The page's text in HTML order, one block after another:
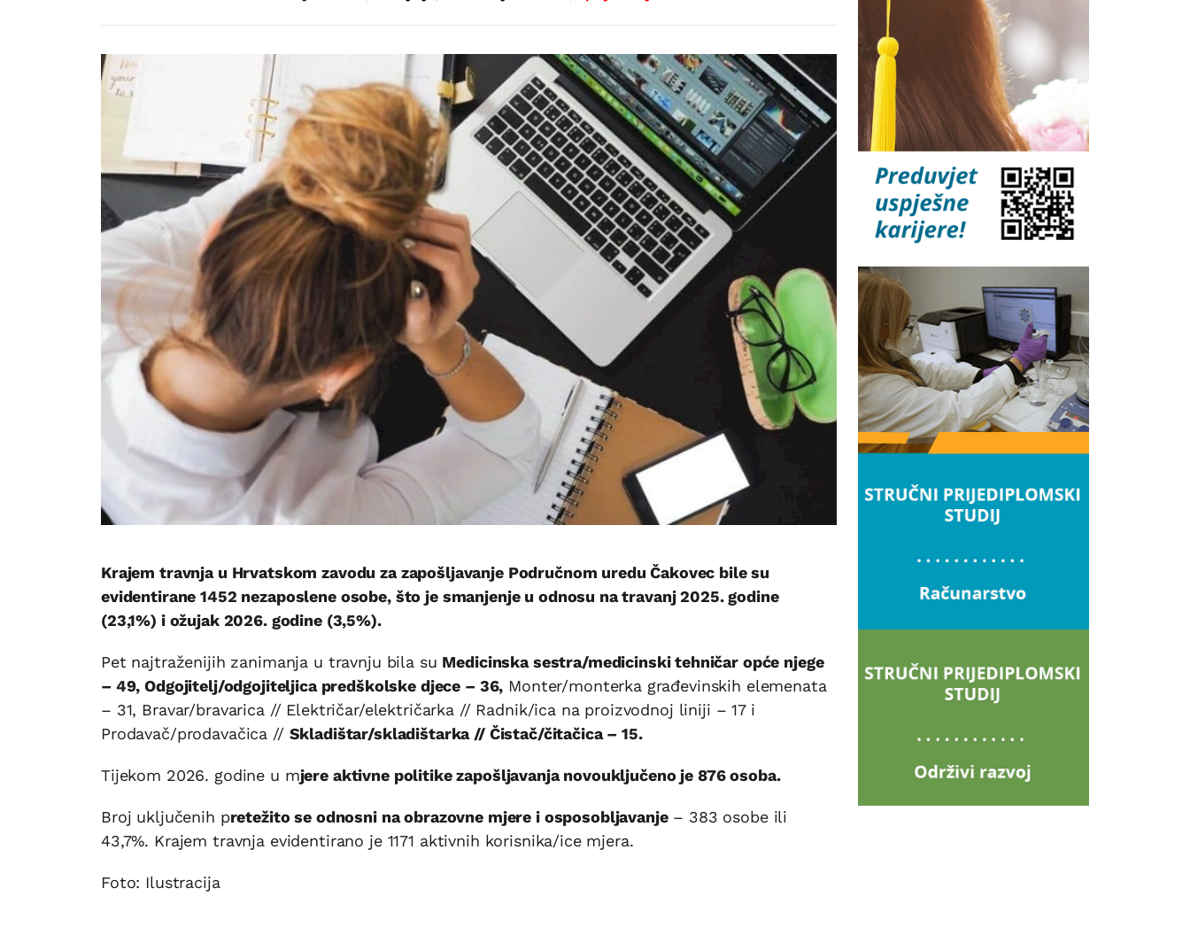
Krajem travnja u Hrvatskom zavodu za zapošljavanje Područnom uredu Čakovec bile su
evidentirane 1452 nezaposlene osobe, što je smanjenje u odnosu na travanj 2025. godine
(23,1%) i ožujak 2026. godine (3,5%).
Pet najtraženijih zanimanja u travnju bila su Medicinska sestra/medicinski tehničar opće njege
– 49, Odgojitelj/odgojiteljica predškolske djece – 36, Monter/monterka građevinskih elemenata
– 31, Bravar/bravarica // Električar/električarka // Radnik/ica na proizvodnoj liniji – 17 i
Prodavač/prodavačica // Skladištar/skladištarka // Čistač/čitačica – 15.
Tijekom 2026. godine u mjere aktivne politike zapošljavanja novouključeno je 876 osoba.
Broj uključenih pretežito se odnosni na obrazovne mjere i osposobljavanje– 383 osobe ili
43,7%. Krajem travnja evidentirano je 1171 aktivnih korisnika/ice mjera.
Foto: Ilustracija